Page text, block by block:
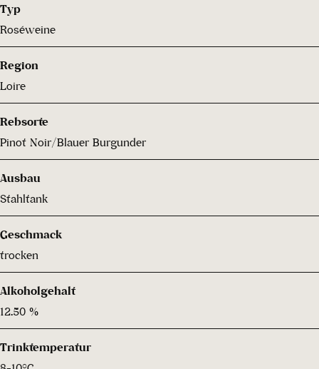
Typ
Roséweine
Region
Loire
Rebsorte
Pinot Noir/Blauer Burgunder
Ausbau
Stahltank
Geschmack
trocken
Alkoholgehalt
12.50 %
Trinktemperatur